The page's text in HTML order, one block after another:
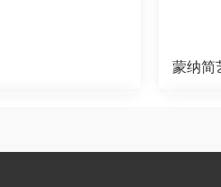
蒙纳简